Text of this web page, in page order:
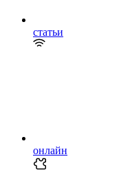
статьи
онлайн